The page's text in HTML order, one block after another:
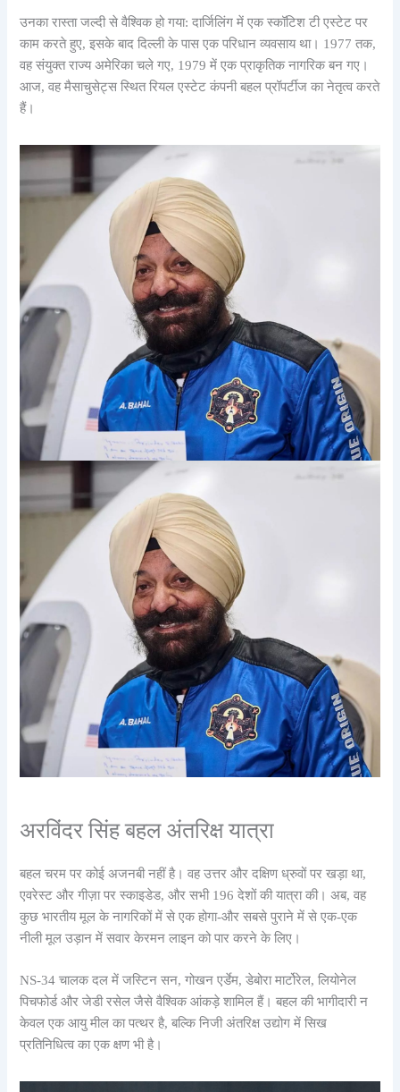
उनका रास्ता जल्दी से वैश्विक हो गया: दार्जिलिंग में एक स्कॉटिश टी एस्टेट पर
काम करते हुए, इसके बाद दिल्ली के पास एक परिधान व्यवसाय था। 1977 तक,
वह संयुक्त राज्य अमेरिका चले गए, 1979 में एक प्राकृतिक नागरिक बन गए।
आज, वह मैसाचुसेट्स स्थित रियल एस्टेट कंपनी बहल प्रॉपर्टीज का नेतृत्व करते
हैं।
अरविंदर सिंह बहल अंतरिक्ष यात्रा
बहल चरम पर कोई अजनबी नहीं है। वह उत्तर और दक्षिण ध्रुवों पर खड़ा था,
एवरेस्ट और गीज़ा पर स्काइडेड, और सभी 196 देशों की यात्रा की। अब, वह
कुछ भारतीय मूल के नागरिकों में से एक होगा-और सबसे पुराने में से एक-एक
नीली मूल उड़ान में सवार केरमन लाइन को पार करने के लिए।
NS-34 चालक दल में जस्टिन सन, गोखन एर्डेम, डेबोरा मार्टोरेल, लियोनेल
पिचफोर्ड और जेडी रसेल जैसे वैश्विक आंकड़े शामिल हैं। बहल की भागीदारी न
केवल एक आयु मील का पत्थर है, बल्कि निजी अंतरिक्ष उद्योग में सिख
प्रतिनिधित्व का एक क्षण भी है।